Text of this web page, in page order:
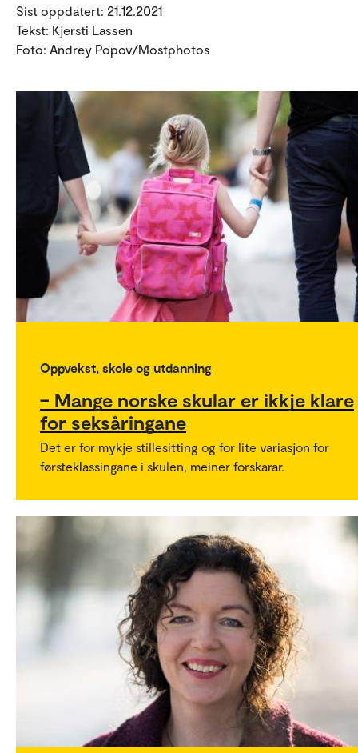
Sist oppdatert: 21.12.2021
Tekst: Kjersti Lassen
Foto: Andrey Popov/Mostphotos
Oppvekst, skole og utdanning
– Mange norske skular er ikkje klare
for seksåringane
Det er for mykje stillesitting og for lite variasjon for
førsteklassingane i skulen, meiner forskarar.